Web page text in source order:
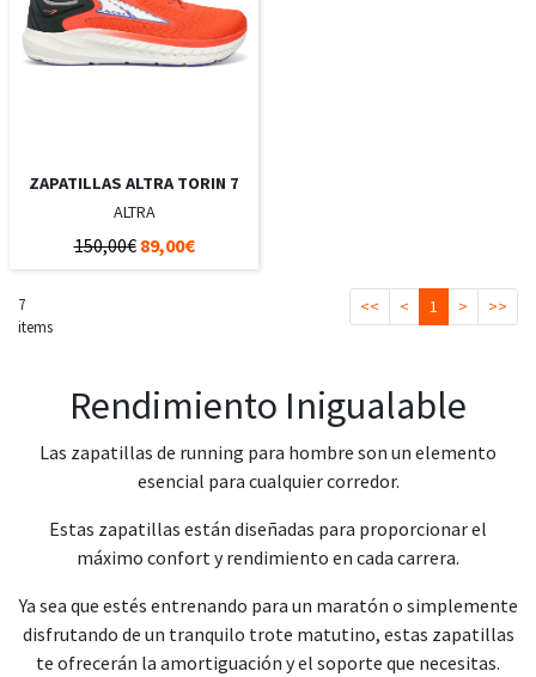
ZAPATILLAS ALTRA TORIN 7
ALTRA
150,00€ 89,00€
7
items
<< < 1 > >>
Rendimiento Inigualable
Las zapatillas de running para hombre son un elemento
esencial para cualquier corredor.
Estas zapatillas están diseñadas para proporcionar el
máximo confort y rendimiento en cada carrera.
Ya sea que estés entrenando para un maratón o simplemente
disfrutando de un tranquilo trote matutino, estas zapatillas
te ofrecerán la amortiguación y el soporte que necesitas.